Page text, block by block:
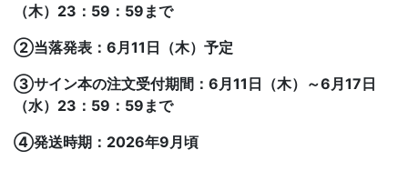
（木）23：59：59まで
②当落発表：6月11日（木）予定
③サイン本の注文受付期間：6月11日（木）～6月17日
（水）23：59：59まで
④発送時期：2026年9月頃